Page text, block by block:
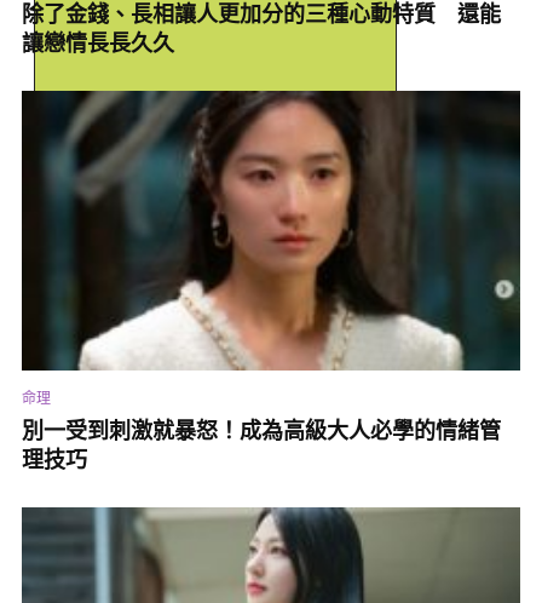
除了金錢、長相讓人更加分的三種心動特質 還能
讓戀情長長久久
命理
別一受到刺激就暴怒！成為高級大人必學的情緒管
理技巧